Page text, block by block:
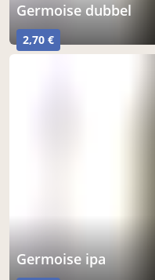
germoise dubbel
2,70 €
germoise ipa